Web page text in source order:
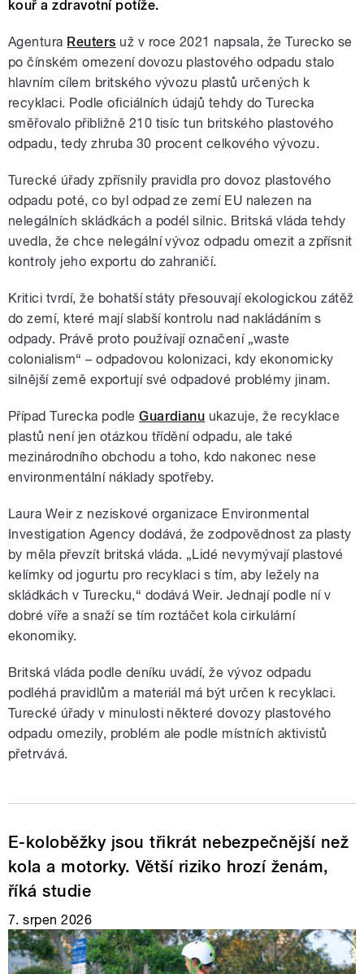
kouř a zdravotní potíže.
Agentura Reuters už v roce 2021 napsala, že Turecko se
po čínském omezení dovozu plastového odpadu stalo
hlavním cílem britského vývozu plastů určených k
recyklaci. Podle oficiálních údajů tehdy do Turecka
směřovalo přibližně 210 tisíc tun britského plastového
odpadu, tedy zhruba 30 procent celkového vývozu.
Turecké úřady zpřísnily pravidla pro dovoz plastového
odpadu poté, co byl odpad ze zemí EU nalezen na
nelegálních skládkách a podél silnic. Britská vláda tehdy
uvedla, že chce nelegální vývoz odpadu omezit a zpřísnit
kontroly jeho exportu do zahraničí.
Kritici tvrdí, že bohatší státy přesouvají ekologickou zátěž
do zemí, které mají slabší kontrolu nad nakládáním s
odpady. Právě proto používají označení „waste
colonialism“ – odpadovou kolonizaci, kdy ekonomicky
silnější země exportují své odpadové problémy jinam.
Případ Turecka podleGuardianu ukazuje, že recyklace
plastů není jen otázkou třídění odpadu, ale také
mezinárodního obchodu a toho, kdo nakonec nese
environmentální náklady spotřeby.
Laura Weir z neziskové organizace Environmental
Investigation Agency dodává, že zodpovědnost za plasty
by měla převzít britská vláda. „Lidé nevymývají plastové
kelímky od jogurtu pro recyklaci s tím, aby ležely na
skládkách v Turecku,“ dodává Weir. Jednají podle ní v
dobré víře a snaží se tím roztáčet kola cirkulární
ekonomiky.
Britská vláda podle deníku uvádí, že vývoz odpadu
podléhá pravidlům a materiál má být určen k recyklaci.
Turecké úřady v minulosti některé dovozy plastového
odpadu omezily, problém ale podle místních aktivistů
přetrvává.
E-koloběžky jsou třikrát nebezpečnější než
kola a motorky. Větší riziko hrozí ženám,
říká studie
7. srpen 2026